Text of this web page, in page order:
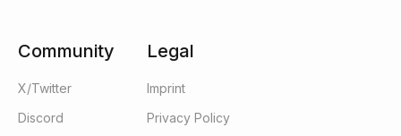
Community
X/Twitter
Discord
Legal
Imprint
Privacy Policy